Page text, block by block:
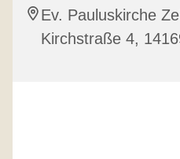
Ev. Pauluskirche
Kirchstraße 4,